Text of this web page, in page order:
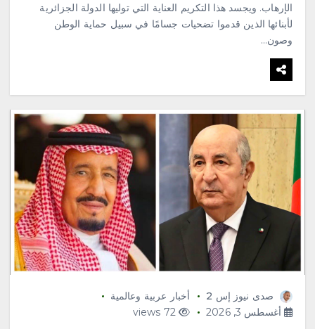
الإرهاب. ويجسد هذا التكريم العناية التي توليها الدولة الجزائرية
لأبنائها الذين قدموا تضحيات جسامًا في سبيل حماية الوطن
وصون…
صدى نيوز إس 2
أخبار عربية وعالمية
أغسطس 3, 2026
72 views